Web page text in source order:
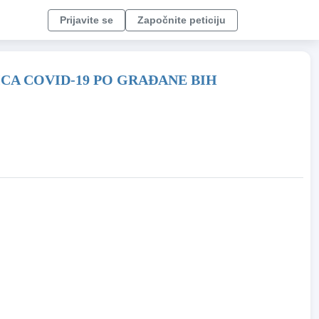
Prijavite se Započnite peticiju
COVID-19 PO GRAĐANE BIH